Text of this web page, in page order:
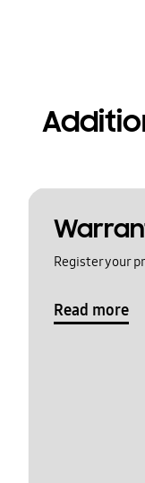
Register your
Read more